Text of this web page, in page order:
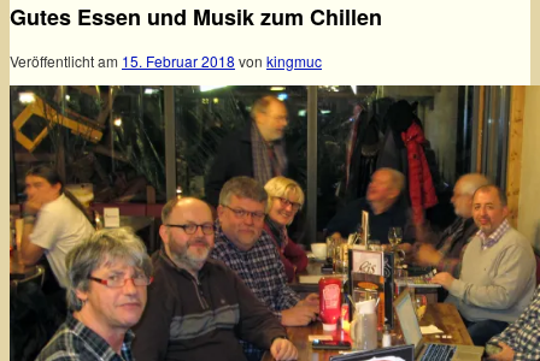
Gutes Essen und Musik zum Chillen
Veröffentlicht am 15. Februar 2018 von kingmuc